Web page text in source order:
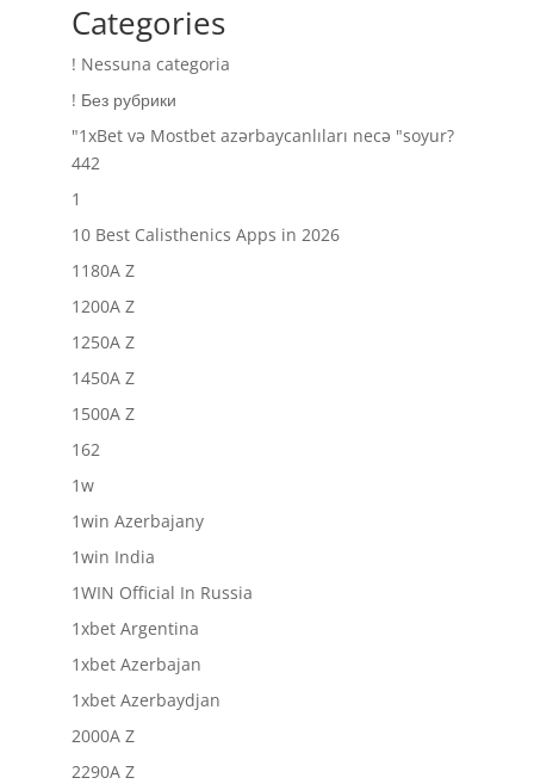
Categories
! Nessuna categoria
! Без рубрики
"1xBet və Mostbet azərbaycanlıları necə "soyur?
442
1
10 Best Calisthenics Apps in 2026
1180A Z
1200A Z
1250A Z
1450A Z
1500A Z
162
1w
1win Azerbajany
1win India
1WIN Official In Russia
1xbet Argentina
1xbet Azerbajan
1xbet Azerbaydjan
2000A Z
2290A Z